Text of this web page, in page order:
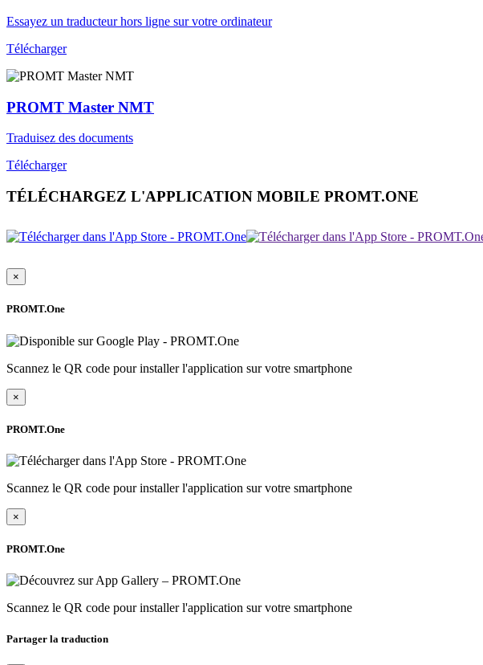
Essayez un traducteur hors ligne sur votre ordinateur
Télécharger
PROMT Master NMT
Traduisez des documents
Télécharger
TÉLÉCHARGEZ L'APPLICATION MOBILE PROMT.ONE
×
PROMT.One
Scannez le QR code pour installer l'application sur votre smartphone
×
PROMT.One
Scannez le QR code pour installer l'application sur votre smartphone
×
PROMT.One
Scannez le QR code pour installer l'application sur votre smartphone
Partager la traduction